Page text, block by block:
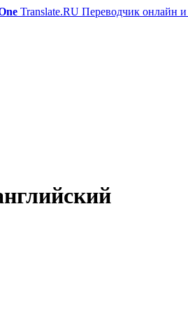
Translate.RU Переводчик онлайн и